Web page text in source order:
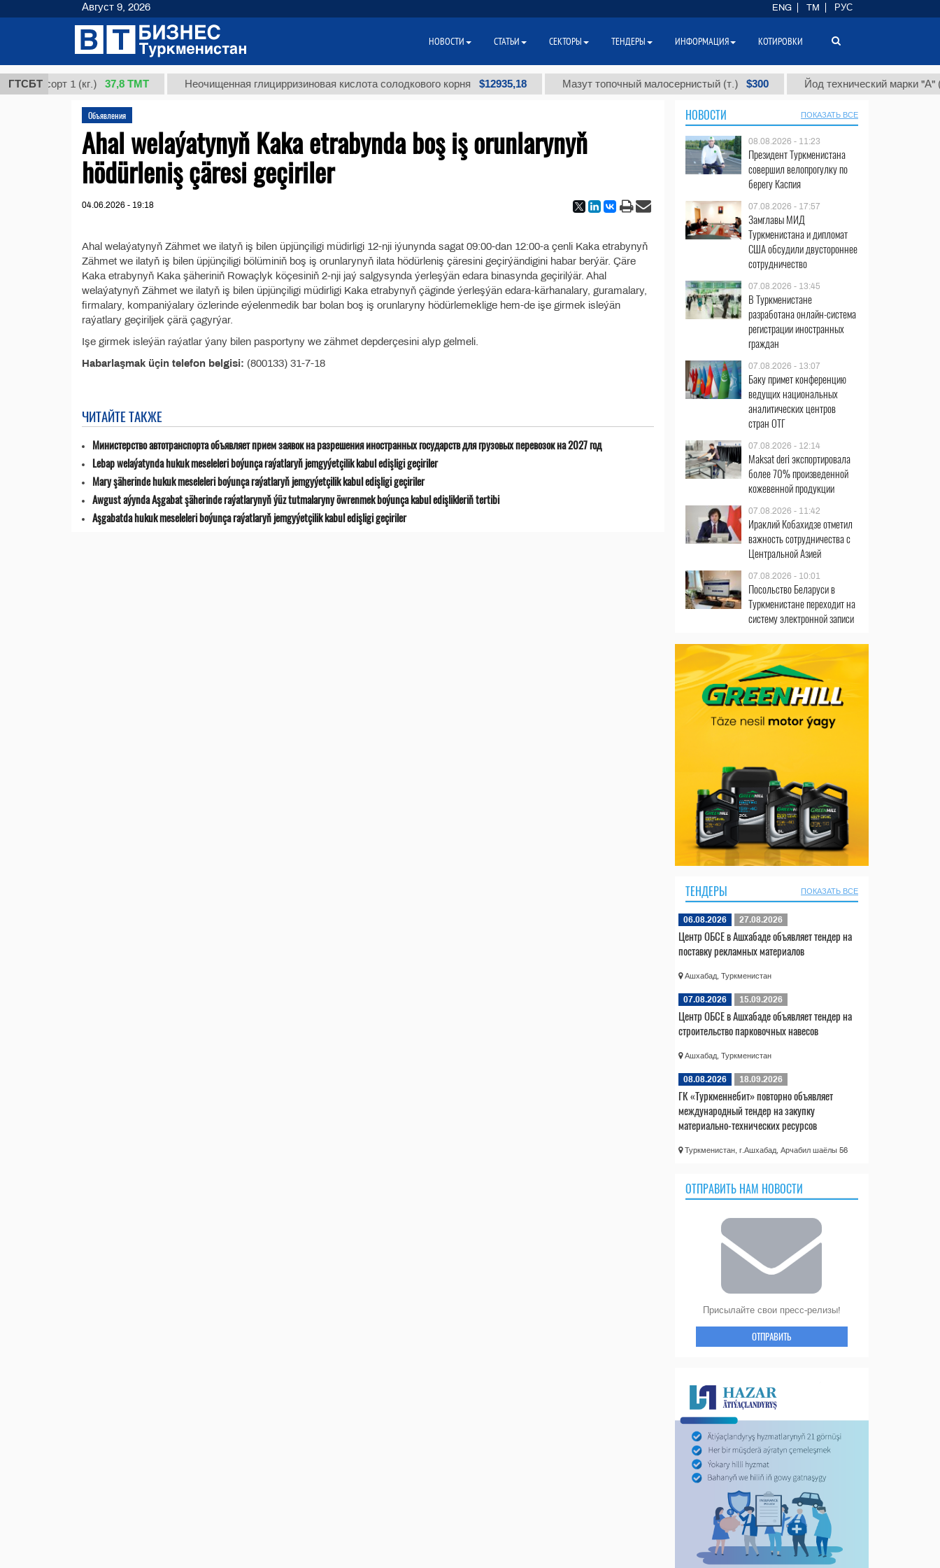
ГТСБТ
сорт 1 (кг.) 37,8 ТМТ Неочищенная глицирризиновая кислота солодкового корня $12935,18 Мазут топочный малосернистый (т.) $300 Йод технический марки "А" (т.)
Объявления
Ahal welaýatynyň Kaka etrabynda boş iş orunlarynyň
hödürleniş çäresi geçiriler
04.06.2026 - 19:18
Ahal welaýatynyň Zähmet we ilatyň iş bilen üpjünçiligi müdirligi 12-nji iýunynda sagat 09:00-dan 12:00-a çenli Kaka etrabynyň
Zähmet we ilatyň iş bilen üpjünçiligi bölüminiň boş iş orunlarynyň ilata hödürleniş çäresini geçirýändigini habar berýär. Çäre
Kaka etrabynyň Kaka şäheriniň Rowaçlyk köçesiniň 2-nji jaý salgysynda ýerleşýän edara binasynda geçirilýär. Ahal
welaýatynyň Zähmet we ilatyň iş bilen üpjünçiligi müdirligi Kaka etrabynyň çäginde ýerleşýän edara-kärhanalary, guramalary,
firmalary, kompaniýalary özlerinde eýelenmedik bar bolan boş iş orunlaryny hödürlemeklige hem-de işe girmek isleýän
raýatlary geçiriljek çärä çagyrýar.
Işe girmek isleýän raýatlar ýany bilen pasportyny we zähmet depderçesini alyp gelmeli.
Habarlaşmak üçin telefon belgisi: (800133) 31-7-18
ЧИТАЙТЕ ТАКЖЕ
Министерство автотранспорта объявляет прием заявок на разрешения иностранных государств для грузовых перевозок на 2027 год
Lebap welaýatynda hukuk meseleleri boýunça raýatlaryň jemgyýetçilik kabul edişligi geçiriler
Mary şäherinde hukuk meseleleri boýunça raýatlaryň jemgyýetçilik kabul edişligi geçiriler
Awgust aýynda Aşgabat şäherinde raýatlarynyň ýüz tutmalaryny öwrenmek boýunça kabul edişlikleriň tertibi
Aşgabatda hukuk meseleleri boýunça raýatlaryň jemgyýetçilik kabul edişligi geçiriler
НОВОСТИ ПОКАЗАТЬ ВСЕ
08.08.2026 - 11:23
Президент Туркменистана
совершил велопрогулку по
берегу Каспия
07.08.2026 - 17:57
Замглавы МИД
Туркменистана и дипломат
США обсудили двустороннее
сотрудничество
07.08.2026 - 13:45
В Туркменистане
разработана онлайн-система
регистрации иностранных
граждан
07.08.2026 - 13:07
Баку примет конференцию
ведущих национальных
аналитических центров
стран ОТГ
07.08.2026 - 12:14
Maksat deri экспортировала
более 70% произведенной
кожевенной продукции
07.08.2026 - 11:42
Ираклий Кобахидзе отметил
важность сотрудничества с
Центральной Азией
07.08.2026 - 10:01
Посольство Беларуси в
Туркменистане переходит на
систему электронной записи
ТЕНДЕРЫ ПОКАЗАТЬ ВСЕ
06.08.2026 27.08.2026
Центр ОБСЕ в Ашхабаде объявляет тендер на
поставку рекламных материалов
Ашхабад, Туркменистан
07.08.2026 15.09.2026
Центр ОБСЕ в Ашхабаде объявляет тендер на
строительство парковочных навесов
Ашхабад, Туркменистан
08.08.2026 18.09.2026
ГК «Туркменнебит» повторно объявляет
международный тендер на закупку
материально-технических ресурсов
Туркменистан, г.Ашхабад, Арчабил шаёлы 56
ОТПРАВИТЬ НАМ НОВОСТИ
Присылайте свои пресс-релизы!
ОТПРАВИТЬ
Август 9, 2026 ENG TM РУС
НОВОСТИ СТАТЬИ СЕКТОРЫ ТЕНДЕРЫ ИНФОРМАЦИЯ КОТИРОВКИ